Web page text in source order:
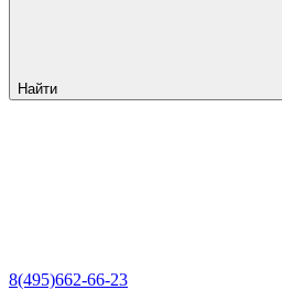
Найти
8(495)662-66-23